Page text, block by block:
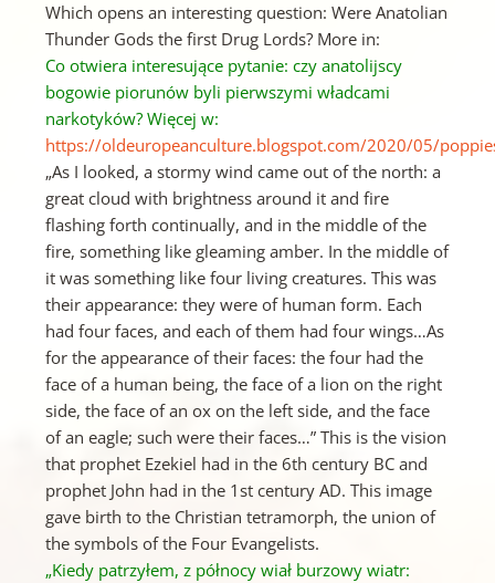
Which opens an interesting question: Were Anatolian
Thunder Gods the first Drug Lords? More in:
Co otwiera interesujące pytanie: czy anatolijscy
bogowie piorunów byli pierwszymi władcami
narkotyków? Więcej w:
https://oldeuropeanculture.blogspot.com/2020/05/
„As I looked, a stormy wind came out of the north: a
great cloud with brightness around it and fire
flashing forth continually, and in the middle of the
fire, something like gleaming amber. In the middle of
it was something like four living creatures. This was
their appearance: they were of human form. Each
had four faces, and each of them had four wings…As
for the appearance of their faces: the four had the
face of a human being, the face of a lion on the right
side, the face of an ox on the left side, and the face
of an eagle; such were their faces…” This is the vision
that prophet Ezekiel had in the 6th century BC and
prophet John had in the 1st century AD. This image
gave birth to the Christian tetramorph, the union of
the symbols of the Four Evangelists.
„Kiedy patrzyłem, z północy wiał burzowy wiatr: